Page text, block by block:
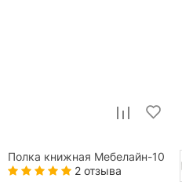
Полка книжная Мебелайн-10
2 отзыва